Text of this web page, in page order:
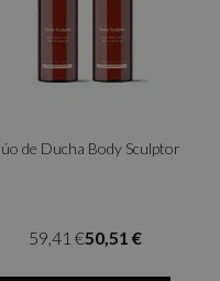
de Ducha Body Sculptor
50,51 €
59,41 €